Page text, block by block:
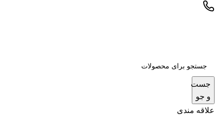
جست
و جو
علاقه مندی